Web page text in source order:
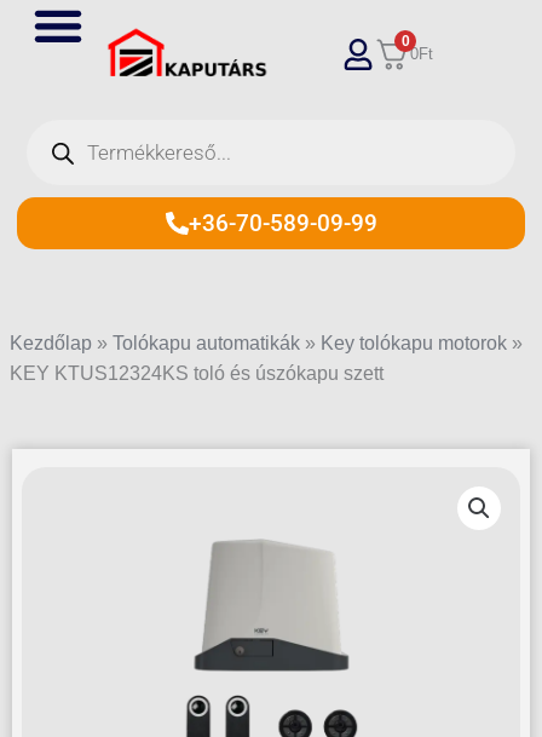
Skip
0
0Ft
+36-70-589-09-99
Kezdőlap » Tolókapu automatikák » Key tolókapu motorok »
KEY KTUS12324KS toló és úszókapu szett